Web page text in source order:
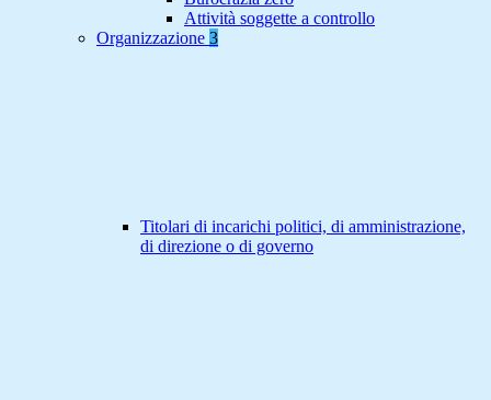
Attività soggette a controllo
Organizzazione 3
Titolari di incarichi politici, di amministrazione,
di direzione o di governo